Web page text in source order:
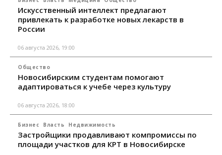
Искусственный интеллект предлагают
привлекать к разработке новых лекарств в
России
06 августа 2026, 19:00
Общество
Новосибирским студентам помогают
адаптироваться к учебе через культуру
06 августа 2026, 18:00
Бизнес Власть Недвижимость
Застройщики продавливают компромиссы по
площади участков для КРТ в Новосибирске